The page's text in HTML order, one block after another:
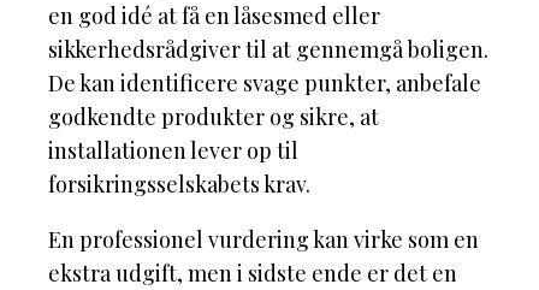
en god idé at få en låsesmed eller
sikkerhedsrådgiver til at gennemgå boligen.
De kan identificere svage punkter, anbefale
godkendte produkter og sikre, at
installationen lever op til
forsikringsselskabets krav.
En professionel vurdering kan virke som en
ekstra udgift, men i sidste ende er det en